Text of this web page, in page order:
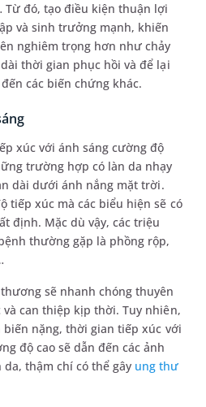
Từ đó, tạo điều kiện thuận lợi
và sinh trưởng mạnh, khiến
nghiêm trọng hơn như chảy
thời gian phục hồi và để lại
các biến chứng khác.
xúc với ánh sáng cường độ
trường hợp có làn da nhạy
dài dưới ánh nắng mặt trời.
tiếp xúc mà các biểu hiện sẽ có
định. Mặc dù vậy, các triệu
thường gặp là phồng rộp,
sẽ nhanh chóng thuyên
can thiệp kịp thời. Tuy nhiên,
nặng, thời gian tiếp xúc với
độ cao sẽ dẫn đến các ảnh
thậm chí có thể gây ung thư